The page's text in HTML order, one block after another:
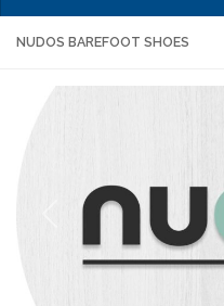
NUDOS BAREFOOT SHOES